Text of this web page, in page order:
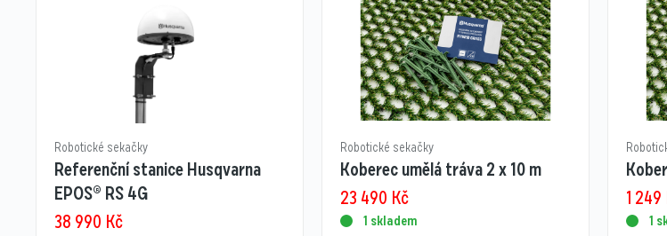
Robotické sekačky
Referenční stanice Husqvarna
EPOS® RS 4G
38 990 Kč
Robotické sekačky
Koberec umělá tráva 2 x 10 m
23 490 Kč
1 skladem
1 249
1